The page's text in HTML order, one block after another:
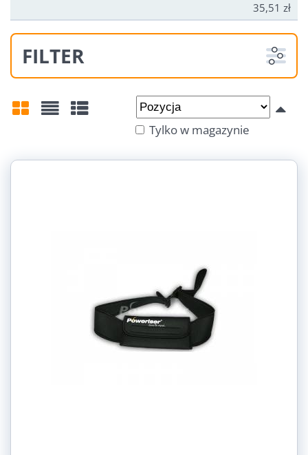
35,51 zł
FILTER
Do:
Tylko w magazynie